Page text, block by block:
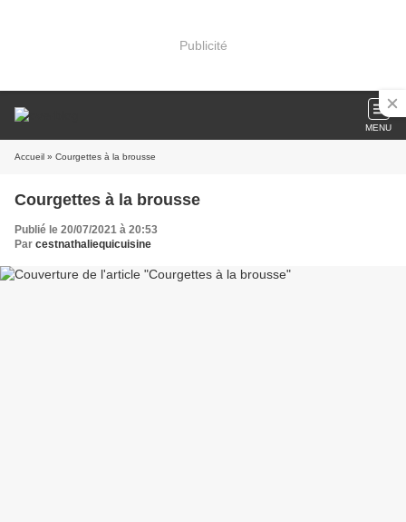
Publicité
MENU
Accueil » Courgettes à la brousse
Courgettes à la brousse
Publié le 20/07/2021 à 20:53
Par cestnathaliequicuisine